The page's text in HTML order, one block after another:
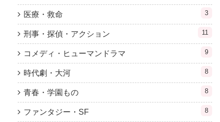
医療・救命 3
刑事・探偵・アクション 11
コメディ・ヒューマンドラマ 9
時代劇・大河 8
青春・学園もの 8
ファンタジー・SF 8